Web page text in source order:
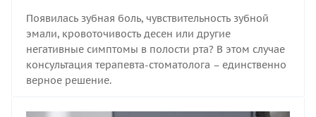
Появилась зубная боль, чувствительность зубной
эмали, кровоточивость десен или другие
негативные симптомы в полости рта? В этом случае
консультация терапевта-стоматолога – единственно
верное решение.